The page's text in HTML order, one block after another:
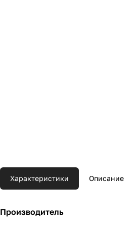
Характеристики Описание
Производитель